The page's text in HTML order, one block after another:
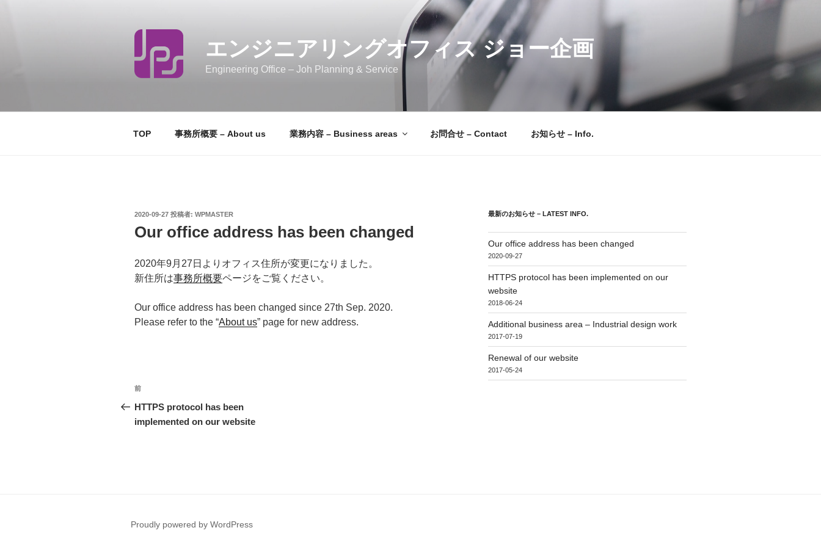
キ
エンジニアリングオフィス ジョー企画
Engineering Office – Joh Planning & Service
TOP 事務所概要 – About us 業務内容 – Business areas お問合せ – Contact お知らせ – Info.
投
日:
2020-09-27 投稿者: WPMASTER
Our office address has been changed
2020年9月27日よりオフィス住所が変更になりました。
新住所は事務所概要ページをご覧ください。
Our office address has been changed since 27th Sep. 2020.
Please refer to the “About us” page for new address.
投
稿
ナ
過
去
の
前
HTTPS protocol has been
implemented on our website
最新のお知らせ – LATEST INFO.
Our office address has been changed
2020-09-27
HTTPS protocol has been implemented on our
website
2018-06-24
Additional business area – Industrial design work
2017-07-19
Renewal of our website
2017-05-24
Proudly powered by WordPress